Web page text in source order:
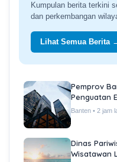
Kumpulan berita terkini
dan perkembangan
Lihat Semua Berita
Pemprov
Penguatan
Banten • 2 jam
Dinas
Wisatawan